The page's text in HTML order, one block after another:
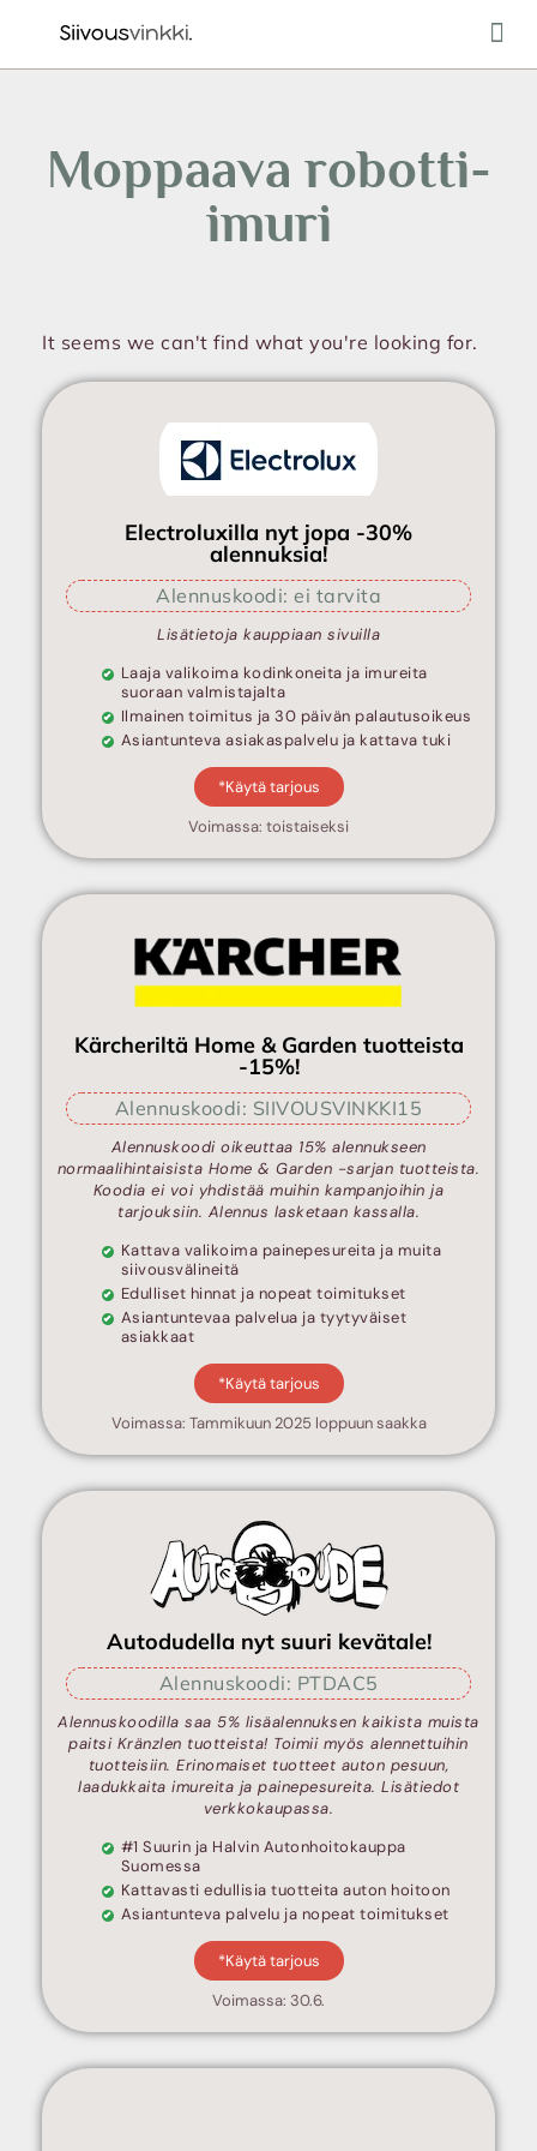
Moppaava robotti-
imuri
It seems we can't find what you're looking for.
Electroluxilla nyt jopa -30%
alennuksia!
Alennuskoodi: ei tarvita
Lisätietoja kauppiaan sivuilla
Laaja valikoima kodinkoneita ja imureita
suoraan valmistajalta
Ilmainen toimitus ja 30 päivän palautusoikeus
Asiantunteva asiakaspalvelu ja kattava tuki
*Käytä tarjous
Voimassa: toistaiseksi
Kärcheriltä Home & Garden tuotteista
-15%!
Alennuskoodi: SIIVOUSVINKKI15
Alennuskoodi oikeuttaa 15% alennukseen
normaalihintaisista Home & Garden -sarjan tuotteista.
Koodia ei voi yhdistää muihin kampanjoihin ja
tarjouksiin. Alennus lasketaan kassalla.
Kattava valikoima painepesureita ja muita
siivousvälineitä
Edulliset hinnat ja nopeat toimitukset
Asiantuntevaa palvelua ja tyytyväiset
asiakkaat
*Käytä tarjous
Voimassa: Tammikuun 2025 loppuun saakka
Autodudella nyt suuri kevätale!
Alennuskoodi: PTDAC5
Alennuskoodilla saa 5% lisäalennuksen kaikista muista
paitsi Kränzlen tuotteista! Toimii myös alennettuihin
tuotteisiin. Erinomaiset tuotteet auton pesuun,
laadukkaita imureita ja painepesureita. Lisätiedot
verkkokaupassa.
#1 Suurin ja Halvin Autonhoitokauppa
Suomessa
Kattavasti edullisia tuotteita auton hoitoon
Asiantunteva palvelu ja nopeat toimitukset
*Käytä tarjous
Voimassa: 30.6.